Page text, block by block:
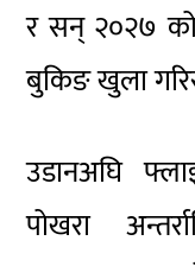
र सन् २०२७ को
बुकिङ खुला
उडानअघि
पोखरा